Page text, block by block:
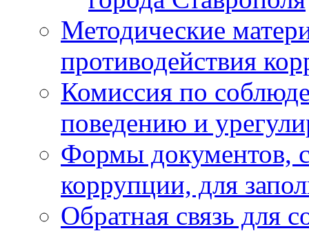
Методические
противодействия
Комиссия по
поведению и
Формы документов,
коррупции, для
Обратная связь для